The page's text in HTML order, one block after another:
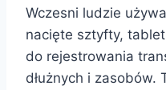
Wczesni ludzie
nacięte sztyfty,
do rejestrowania
dłużnych i zasobów.